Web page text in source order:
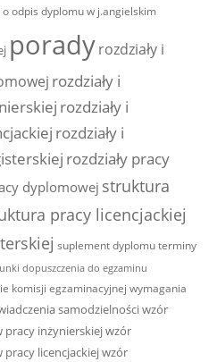
o odpis dyplomu w j.angielskim
poradyrozdziały i
rozdziały i
rozdziały i
rozdziały i
rozdziały pracy
dyplomowej struktura
pracy licencjackiej
suplement dyplomu terminy
dopuszczenia do egzaminu
komisji egzaminacyjnej wymagania
samodzielnościwzór
pracy inżynierskiejwzór
pracy licencjackiejwzór